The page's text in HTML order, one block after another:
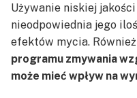
Używanie niskiej
nieodpowiednia jego
efektów mycia. Również
programu zmywania
może mieć wpływ na